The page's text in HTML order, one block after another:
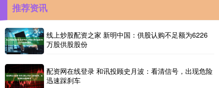
推荐资讯
线上炒股配资之家 新明中国：供股认购不足额为6226
万股供股股份
配资网在线登录 和讯投顾史月波：看清信号，出现危险
迅速踩刹车